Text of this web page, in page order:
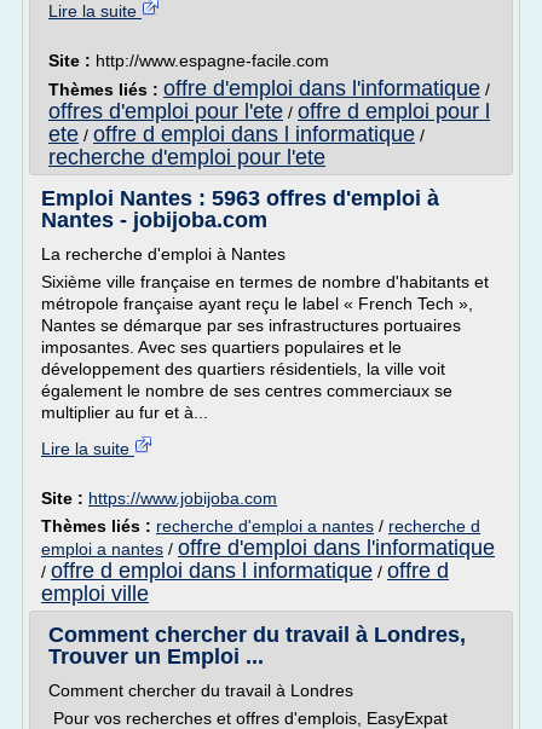
Lire la suite
Site : http://www.espagne-facile.com
Thèmes liés : offre d'emploi dans l'informatique /
offres d'emploi pour l'ete / offre d emploi pour l
ete / offre d emploi dans l informatique /
recherche d'emploi pour l'ete
Emploi Nantes : 5963 offres d'emploi à
Nantes - jobijoba.com
La recherche d'emploi à Nantes
Sixième ville française en termes de nombre d'habitants et
métropole française ayant reçu le label « French Tech »,
Nantes se démarque par ses infrastructures portuaires
imposantes. Avec ses quartiers populaires et le
développement des quartiers résidentiels, la ville voit
également le nombre de ses centres commerciaux se
multiplier au fur et à...
Lire la suite
Site : https://www.jobijoba.com
Thèmes liés : recherche d'emploi a nantes / recherche d
emploi a nantes / offre d'emploi dans l'informatique
/ offre d emploi dans l informatique / offre d
emploi ville
Comment chercher du travail à Londres,
Trouver un Emploi ...
Comment chercher du travail à Londres
Pour vos recherches et offres d'emplois, EasyExpat